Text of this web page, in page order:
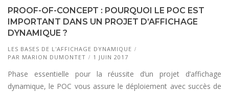
PROOF-OF-CONCEPT : POURQUOI LE POC EST
IMPORTANT DANS UN PROJET D’AFFICHAGE
DYNAMIQUE ?
LES BASES DE L'AFFICHAGE DYNAMIQUE
PAR MARION DUMONTET 1 JUIN 2017
Phase essentielle pour la réussite d’un projet d’affichage
dynamique, le POC vous assure le déploiement avec succès de